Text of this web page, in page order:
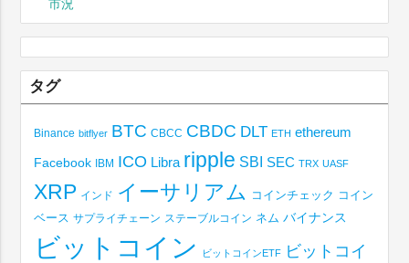
市況
タグ
Binance bitflyer BTC CBCC CBDC DLT ETH ethereum
Facebook IBM ICO Libra ripple SBI SEC TRX UASF
XRP インド イーサリアム コインチェック コイン
ベース サプライチェーン ステーブルコイン ネム バイナンス
ビットコイン ビットコインETF ビットコイ